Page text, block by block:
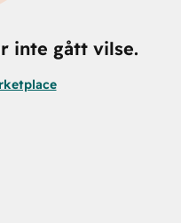
inte gått vilse.